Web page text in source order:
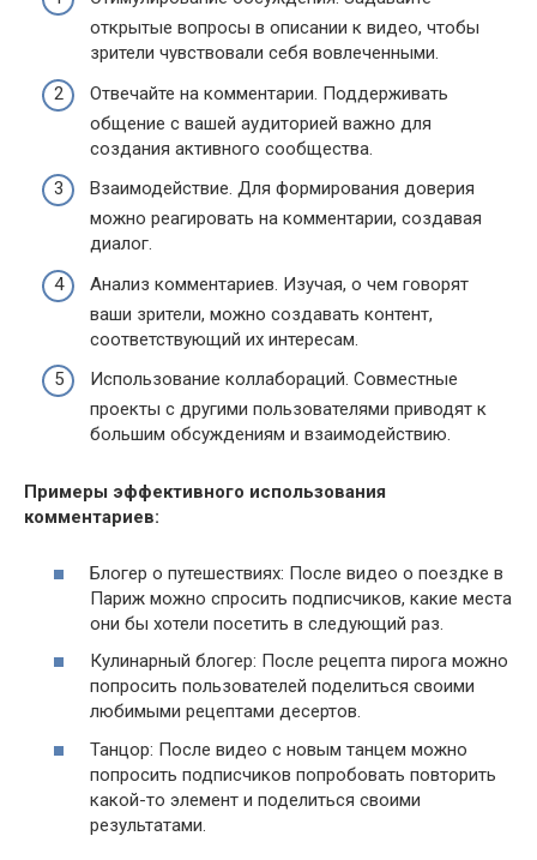
открытые вопросы в описании к видео, чтобы
зрители чувствовали себя вовлеченными.
Отвечайте на комментарии. Поддерживать
общение с вашей аудиторией важно для
создания активного сообщества.
Взаимодействие. Для формирования доверия
можно реагировать на комментарии, создавая
диалог.
Анализ комментариев. Изучая, о чем говорят
ваши зрители, можно создавать контент,
соответствующий их интересам.
Использование коллабораций. Совместные
проекты с другими пользователями приводят к
большим обсуждениям и взаимодействию.
Примеры эффективного использования
комментариев:
Блогер о путешествиях: После видео о поездке в
Париж можно спросить подписчиков, какие места
они бы хотели посетить в следующий раз.
Кулинарный блогер: После рецепта пирога можно
попросить пользователей поделиться своими
любимыми рецептами десертов.
Танцор: После видео с новым танцем можно
попросить подписчиков попробовать повторить
какой-то элемент и поделиться своими
результатами.